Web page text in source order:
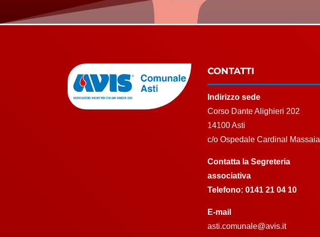
CONTATTI
Indirizzo sede
Corso Dante Alighieri 202
14100 Asti
c/o Ospedale Cardinal Massaia
Contatta la Segreteria
associativa
Telefono: 0141 21 04 10
E-mail
asti.comunale@avis.it